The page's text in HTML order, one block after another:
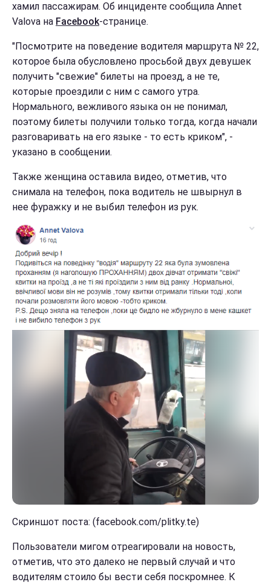
хамил пассажирам. Об инциденте сообщила Annet
Valova на Facebook-странице.
"Посмотрите на поведение водителя маршрута № 22,
которое была обусловлено просьбой двух девушек
получить "свежие" билеты на проезд, а не те,
которые проездили с ним с самого утра.
Нормального, вежливого языка он не понимал,
поэтому билеты получили только тогда, когда начали
разговаривать на его языке - то есть криком", -
указано в сообщении.
Также женщина оставила видео, отметив, что
снимала на телефон, пока водитель не швырнул в
нее фуражку и не выбил телефон из рук.
Скриншот поста: (facebook.com/plitky.te)
Пользователи мигом отреагировали на новость,
отметив, что это далеко не первый случай и что
водителям стоило бы вести себя поскромнее. К